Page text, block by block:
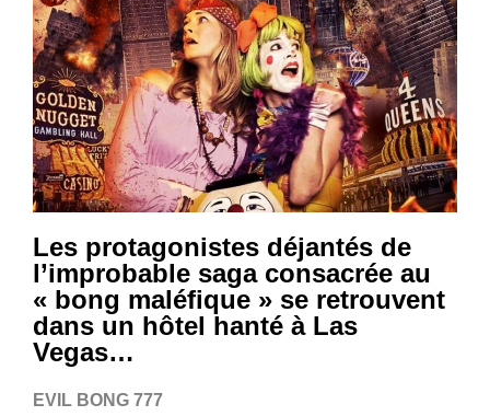
Les protagonistes déjantés de
l’improbable saga consacrée au
« bong maléfique » se retrouvent
dans un hôtel hanté à Las
Vegas…
EVIL BONG 777